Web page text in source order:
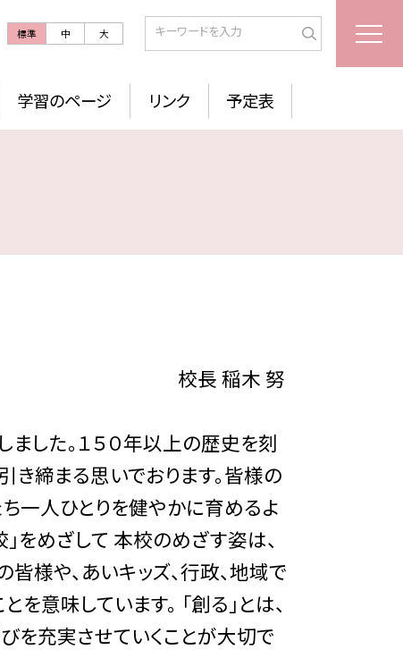
標準 中 大
学習のページ リンク 予定表
校長 稲木 努
した。１５０年以上の歴史を刻
き締まる思いでおります。皆様の
一人ひとりを健やかに育めるよ
」をめざして 本校のめざす姿は、
皆様や、あいキッズ、行政、地域で
意味しています。 「創る」とは、
を充実させていくことが大切で